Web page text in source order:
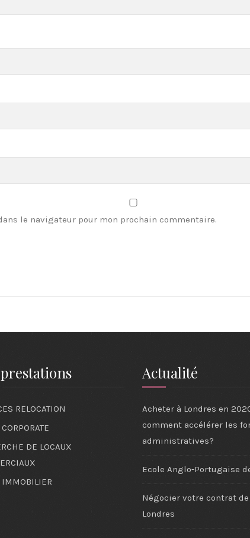
le navigateur pour mon prochain commentaire.
RELOCATION
DE LOCAUX
IMMOBILIER
Actualité
Acheter à Londres en
comment accélérer les
administratives?
Ecole Anglo-Portugaise
Négocier votre contrat
Londres